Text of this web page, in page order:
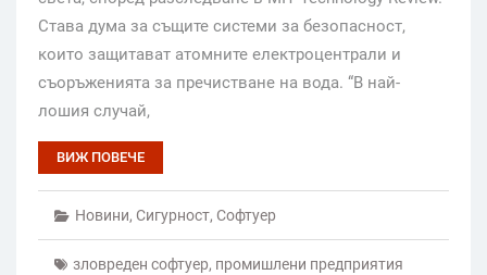
Става дума за същите системи за безопасност,
които защитават атомните електроцентрали и
съоръженията за пречистване на вода. “В най-
лошия случай,
ВИЖ ПОВЕЧЕ
Новини, Сигурност, Софтуер
зловреден софтуер, промишлени предприятия